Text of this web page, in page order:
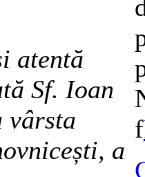
atentă
Sf. Ioan
vârsta
a
f